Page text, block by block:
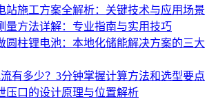
站施工方案全解析：关键技术与应用场景
量方法详解：专业指南与实用技巧
圆柱锂电池：本地化储能解决方案的三大
有多少？3分钟掌握计算方法和选型要点
压口的设计原理与位置解析